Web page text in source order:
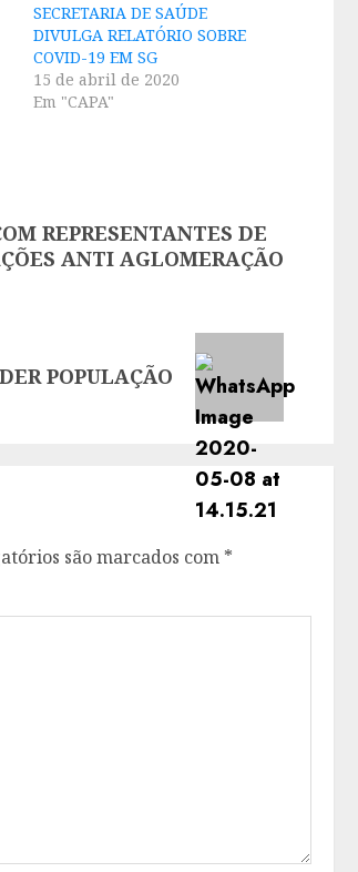
SECRETARIA DE SAÚDE
DIVULGA RELATÓRIO SOBRE
COVID-19 EM SG
15 de abril de 2020
Em "CAPA"
REPRESENTANTES DE
ANTI AGLOMERAÇÃO
POPULAÇÃO
são marcados com *